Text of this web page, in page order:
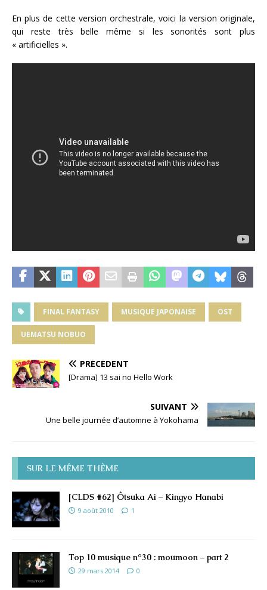
En plus de cette version orchestrale, voici la version originale,
qui reste très belle même si les sonorités sont plus
« artificielles ».
FINAL FANTASY MUSIQUE JAPONAISE OST
UEMATSU NOBUO
PRÉCÉDENT
[Drama] 13 sai no Hello Work
SUIVANT
Une belle journée d’automne à Yokohama
SUR LE MÊME THÈME
[CLDS #62] Ôtsuka Ai – Kingyo Hanabi
9 août 2010 1
Top 10 musique n°30 : moumoon – part 2
29 mars 2014 0